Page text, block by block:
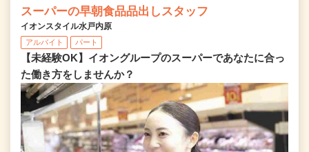
スーパーの早朝食品品出しスタッフ
イオンスタイル水戸内原
アルバイト パート
【未経験OK】イオングループのスーパーであなたに合っ
た働き方をしませんか？